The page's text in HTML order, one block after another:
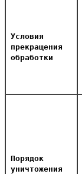
Условия
прекращения
обработки
Порядок
уничтожения